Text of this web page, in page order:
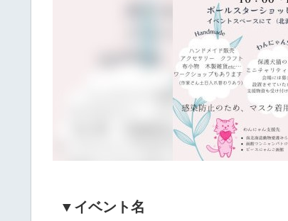
▼イベント名